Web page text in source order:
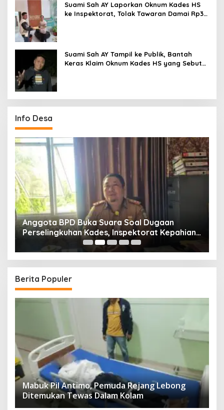
Suami Sah AY Laporkan Oknum Kades HS
ke Inspektorat, Tolak Tawaran Damai Rp3
Suami Sah AY Tampil ke Publik, Bantah
Keras Klaim Oknum Kades HS yang Sebut
Info Desa
Anggota BPD Buka Suara Soal Dugaan
Perselingkuhan Kades, Inspektorat Kepahiang
Pastikan Akan Panggil Kades Suro Muncar
Berita Populer
Mabuk Pil Antimo, Pemuda Rejang Lebong
Ditemukan Tewas Dalam Kolam